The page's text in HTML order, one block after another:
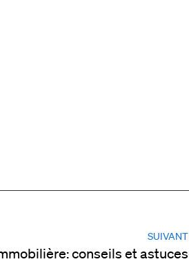
SUIVANT
conseils et astuces